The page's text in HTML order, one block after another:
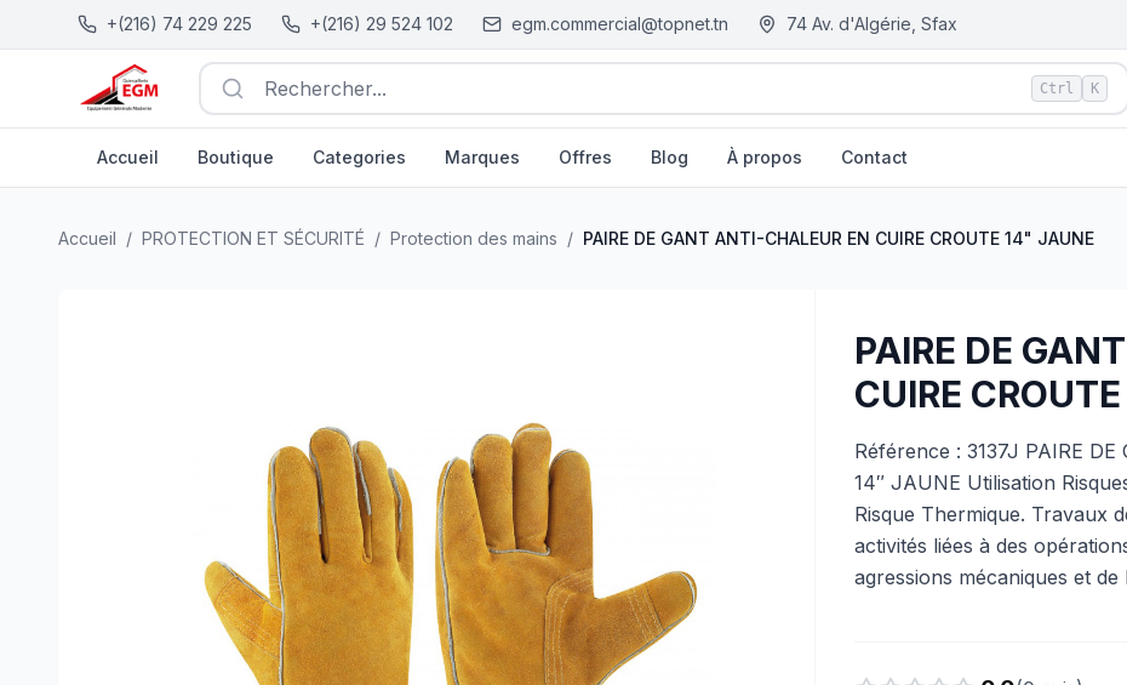
+(216) 74 229 225 +(216) 29 524 102 egm.commercial@topnet.tn 74 Av. d'Algérie, Sfax
Rechercher... Ctrl K
Accueil Boutique Categories Marques Offres Blog À propos Contact
Accueil / PROTECTION ET SÉCURITÉ / Protection des mains / PAIRE DE GANT ANTI-CHALEUR EN CUIRE CROUTE 14" JAUNE
PAIRE DE
CUIRE
Référence : 3137J PAIRE
14″ JAUNE Utilisation
Risque Thermique. Travaux
activités liées à des
agressions mécaniques et de